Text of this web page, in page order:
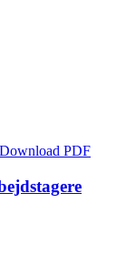
Download PDF